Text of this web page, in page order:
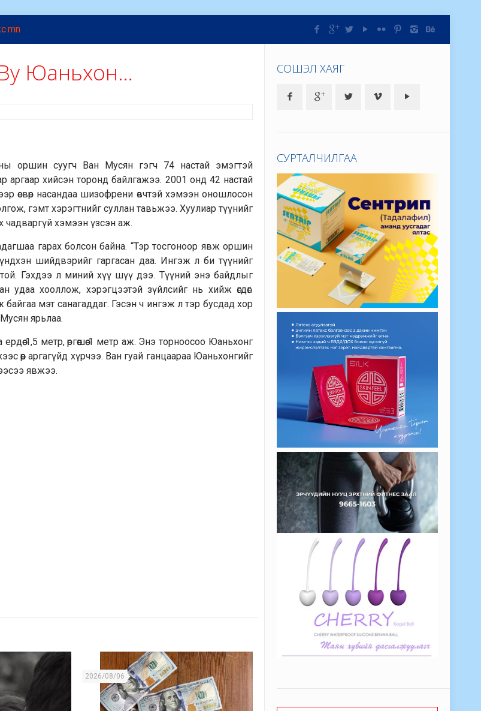
Юаньхон…
оршин суугч Ван Мусян гэгч 74 настай эмэгтэй
аргаар хийсэн торонд байлгажээ. 2001 онд 42 настай
өсвөр насандаа шизофрени өвчтэй хэмээн оношлосон
гэмт хэрэгтнийг суллан тавьжээ. Хуулиар түүнийг
чадваргүй хэмээн үзсэн аж.
гарах болсон байна. “Тэр тосгоноор явж оршин
шийдвэрийг гаргасан даа. Ингэж л би түүнийг
Гэхдээ л миний хүү шүү дээ. Түүний энэ байдлыг
удаа хооллож, хэрэгцээтэй зүйлсийг нь хийж өгдөг.
мэт санагаддаг. Гэсэн ч ингэж л тэр бусдад хор
ярьлаа.
1,5 метр, өргөөшөө 1 метр аж. Энэ торноосоо Юаньхонг
өөр аргагүйд хүрчээ. Ван гуай ганцаараа Юаньхонгийг
явжээ.
2026/08/06
СОШЭЛ ХАЯГ
СУРТАЛЧИЛГАА